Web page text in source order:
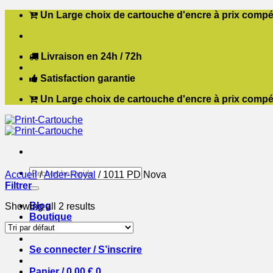
Passer
contenu
Un Large choix de cartouche d'encre à prix
Livraison en 24h / 72h
Satisfaction garantie
Un Large choix de cartouche d'encre à prix
Recherche
pour :
Blog
Boutique
Contact
Se connecter / S’inscrire
Accueil /Alder-Royal /1011 PD Nova
Filtrer
Showing all 2 results